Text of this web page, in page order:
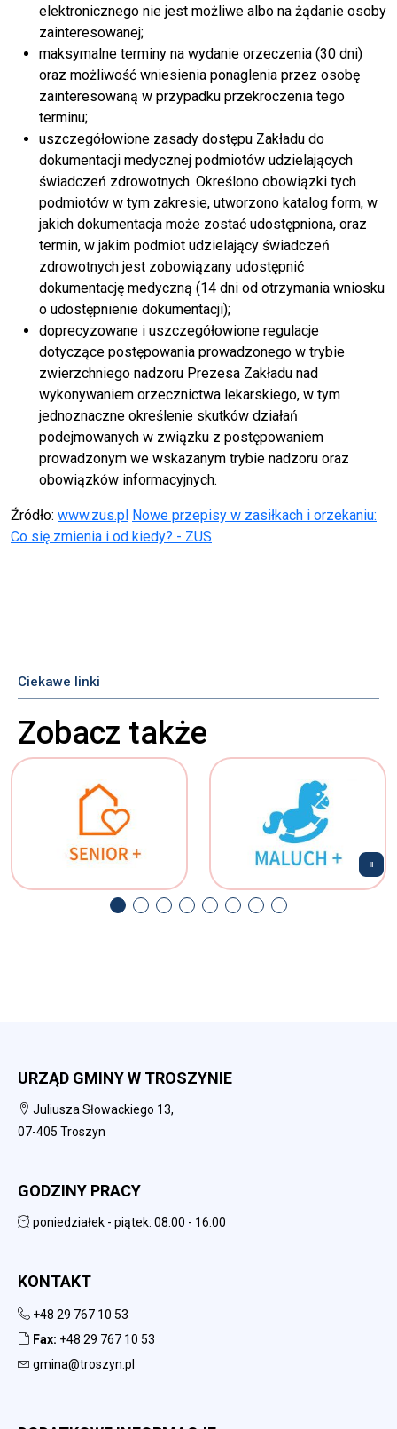
elektronicznego nie jest możliwe albo na żądanie osoby
zainteresowanej;
maksymalne terminy na wydanie orzeczenia (30 dni)
oraz możliwość wniesienia ponaglenia przez osobę
zainteresowaną w przypadku przekroczenia tego
terminu;
uszczegółowione zasady dostępu Zakładu do
dokumentacji medycznej podmiotów udzielających
świadczeń zdrowotnych. Określono obowiązki tych
podmiotów w tym zakresie, utworzono katalog form, w
jakich dokumentacja może zostać udostępniona, oraz
termin, w jakim podmiot udzielający świadczeń
zdrowotnych jest zobowiązany udostępnić
dokumentację medyczną (14 dni od otrzymania wniosku
o udostępnienie dokumentacji);
doprecyzowane i uszczegółowione regulacje
dotyczące postępowania prowadzonego w trybie
zwierzchniego nadzoru Prezesa Zakładu nad
wykonywaniem orzecznictwa lekarskiego, w tym
jednoznaczne określenie skutków działań
podejmowanych w związku z postępowaniem
prowadzonym we wskazanym trybie nadzoru oraz
obowiązków informacyjnych.
Źródło: www.zus.pl Nowe przepisy w zasiłkach i orzekaniu:
Co się zmienia i od kiedy? - ZUS
Ciekawe linki
Zobacz także
URZĄD GMINY W TROSZYNIE
Juliusza Słowackiego 13,
07-405 Troszyn
GODZINY PRACY
poniedziałek - piątek: 08:00 - 16:00
KONTAKT
+48 29 767 10 53
Fax: +48 29 767 10 53
gmina@troszyn.pl